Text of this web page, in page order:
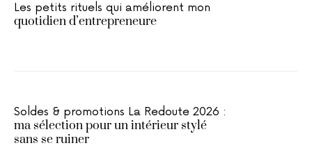
Les petits rituels qui améliorent mon
quotidien d’entrepreneure
Soldes & promotions La Redoute 2026 :
ma sélection pour un intérieur stylé
sans se ruiner